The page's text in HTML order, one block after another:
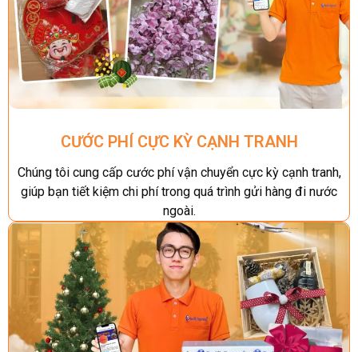
CƯỚC PHÍ CỰC KỲ CẠNH TRANH
Chúng tôi cung cấp cước phí vận chuyển cực kỳ cạnh tranh,
giúp bạn tiết kiệm chi phí trong quá trình gửi hàng đi nước
ngoài.